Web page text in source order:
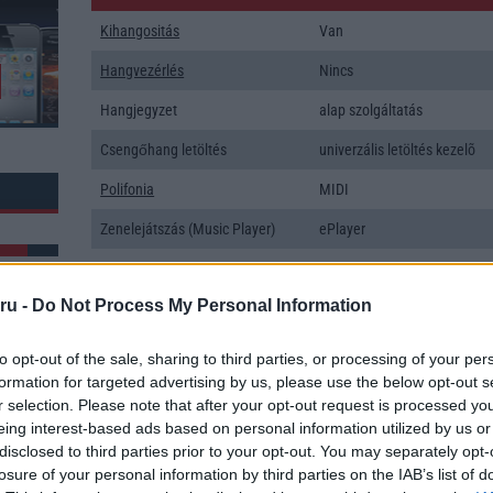
- Do Not Process My Personal Information
opt-out of the sale, sharing to third parties, or processing of your
for targeted advertising by us, please use the below opt-out
selection. Please note that after your opt-out request is processed
interest-based ads based on personal information utilized by us
to third parties prior to your opt-out. You may separately
of your personal information by third parties on the IAB’s list of
2
Kihangositás Van
Hangvezérlés Nincs
Hangjegyzet alap szolgáltatás
Csengőhang letöltés univerzális letöltés kezelõ
Polifonia MIDI
Zenelejátszás (Music Player) ePlayer
Rádió Nincs
Kamera 3x
kamera esetén)
Video lejátszás 4K UHD lejátszó
MEMÓRIA ÉS TÁRHELY